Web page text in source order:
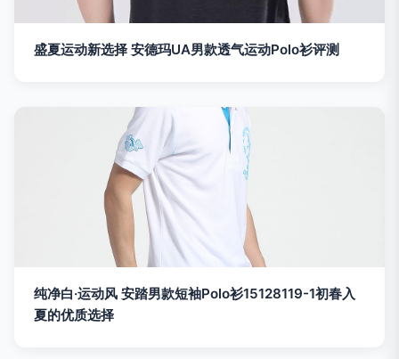
盛夏运动新选择 安德玛UA男款透气运动Polo衫评测
纯净白·运动风 安踏男款短袖Polo衫15128119-1初春入
夏的优质选择